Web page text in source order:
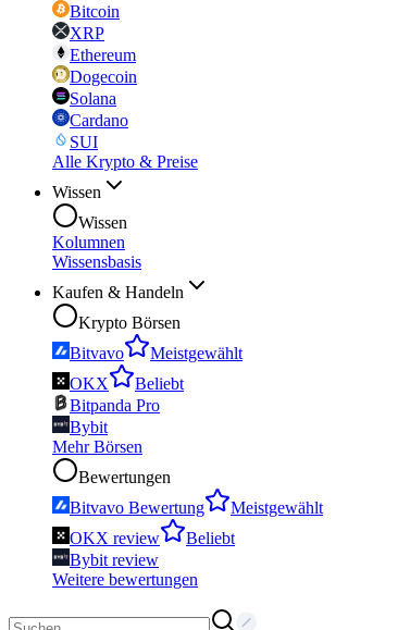
Bitcoin
XRP
Ethereum
Dogecoin
Solana
Cardano
SUI
Alle Krypto & Preise
Wissen
Wissen
Kolumnen
Wissensbasis
Kaufen & Handeln
Krypto Börsen
Bitvavo
Meistgewählt
OKX
Beliebt
Bitpanda Pro
Bybit
Mehr Börsen
Bewertungen
Bitvavo Bewertung
Meistgewählt
OKX review
Beliebt
Bybit review
Weitere bewertungen